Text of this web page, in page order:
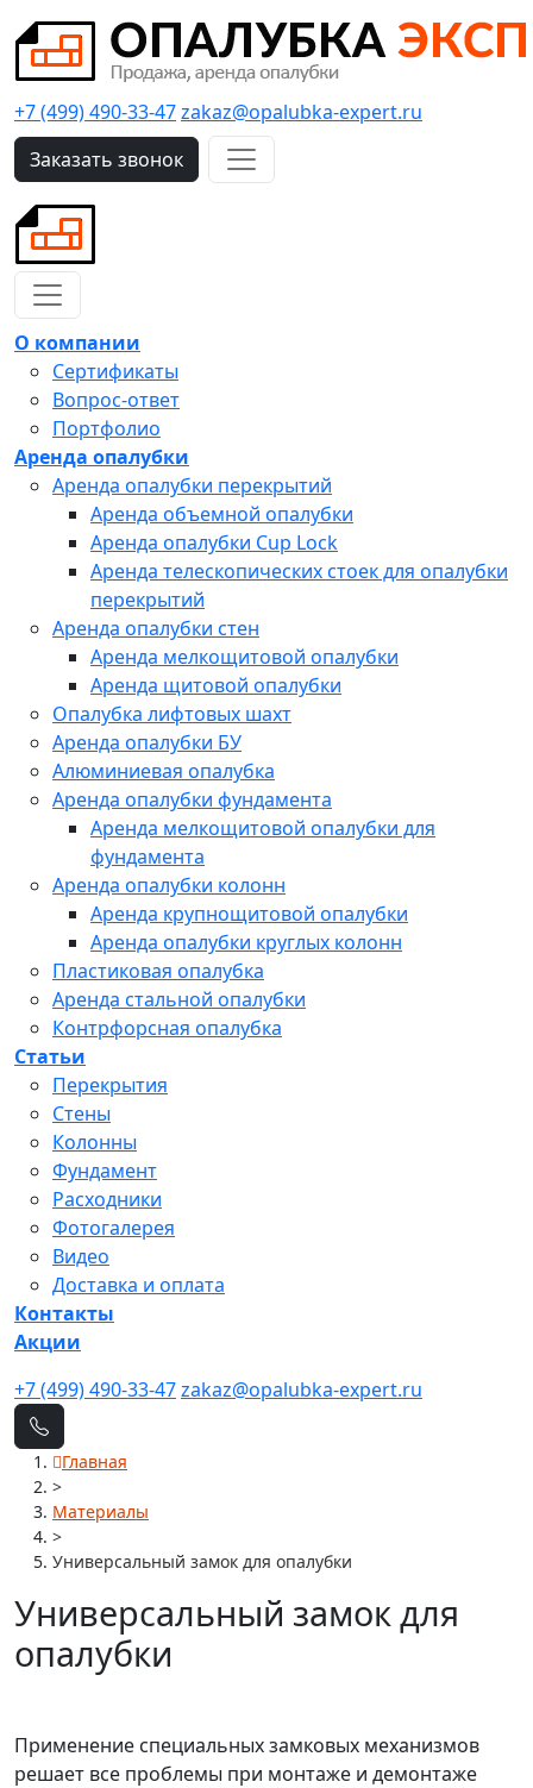
+7 (499) 490-33-47zakaz@opalubka-expert.ru
Заказать звонок
О компании
Сертификаты
Вопрос-ответ
Портфолио
Аренда опалубки
Аренда опалубки перекрытий
Аренда объемной опалубки
Аренда опалубки Cup Lock
Аренда телескопических стоек для опалубки
перекрытий
Аренда опалубки стен
Аренда мелкощитовой опалубки
Аренда щитовой опалубки
Опалубка лифтовых шахт
Аренда опалубки БУ
Алюминиевая опалубка
Аренда опалубки фундамента
Аренда мелкощитовой опалубки для
фундамента
Аренда опалубки колонн
Аренда крупнощитовой опалубки
Аренда опалубки круглых колонн
Пластиковая опалубка
Аренда стальной опалубки
Контрфорсная опалубка
Статьи
Перекрытия
Стены
Колонны
Фундамент
Расходники
Фотогалерея
Видео
Доставка и оплата
Контакты
Акции
+7 (499) 490-33-47zakaz@opalubka-expert.ru
Главная
>
Материалы
>
Универсальный замок для опалубки
Универсальный замок для
опалубки
Применение специальных замковых механизмов
решает все проблемы при монтаже и демонтаже